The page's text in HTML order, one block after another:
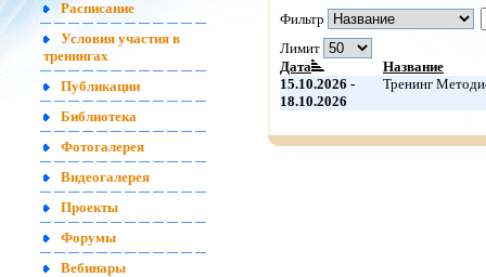
Расписание
Условия участия в
тренингах
Публикации
Библиотека
Фотогалерея
Видеогалерея
Проекты
Форумы
Вебинары
Фильтр
Лимит
Дата
Название
15.10.2026 -
18.10.2026
Тренинг